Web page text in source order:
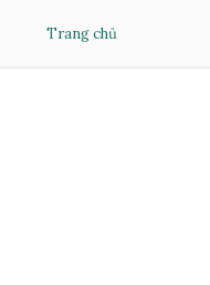
Trang chủ